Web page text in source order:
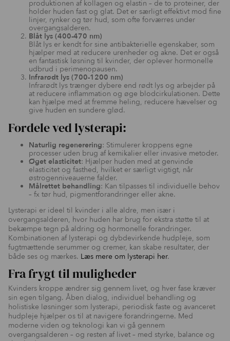
produktionen af kollagen og elastin – de to proteiner, der
holder huden fast og glat. Det er særligt effektivt mod fine
linjer, rynker og tør hud, som ofte forværres under
overgangsalderen.
Blåt lys (400-470 nm)
Blåt lys er kendt for sine antibakterielle egenskaber, som
hjælper med at reducere urenheder og akne. Det er også
en fantastisk løsning til kvinder, der oplever hormonelle
udbrud i perimenopausen.
Infrarødt lys (700-1200 nm)
Infrarødt lys trænger dybere end rødt lys og arbejder på
at reducere inflammation og øge blodcirkulationen. Dette
kan hjælpe med at fremme heling, reducere hævelser og
give huden en sundere glød.
Fordele ved lysterapi:
Naturlig regenerering: Stimulerer kroppens egne
processer uden brug af kemikalier eller invasive metoder.
Øget elasticitet: Hjælper huden med at genvinde
elasticitet og fasthed, hvilket er særligt vigtigt, når
østrogenniveauerne falder.
Målrettet behandling: Kan tilpasses til individuelle behov
– fx tør hud, pigmentforandringer eller akne.
Lysterapi er ideel til kvinder i alle aldre, men især i
overgangsalderen, hvor huden har brug for ekstra støtte til at
bekæmpe tegn på aldring og hormonelle forandringer.
Kombinationen af lysterapi og dybdevirkende hudpleje, som
fugtmættende serummer og cremer, kan skabe resultater, der
både ses og mærkes. Læs mere om lysterapi her.
Fra frygt til muligheder
Kvinders kroppe ændrer sig gennem livet, og hver fase kræver
sin egen tilgang. Åben dialog, individuel behandling og
holistiske løsninger som lysterapi, periodisk faste og avanceret
hudpleje hjælper os til at navigere forandringerne. Med
moderne viden og teknologi kan vi gå gennem
overgangsalderen – og resten af livet – med styrke, balance og